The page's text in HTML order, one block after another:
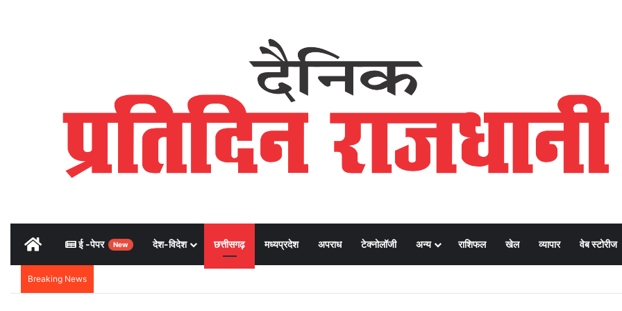
Home ई -पेपर New देश-विदेश छत्तीसगढ़ मध्यप्रदेश अपराध टेक्नोलॉजी अन्य राशिफल खेल व्यापार वेब स्टोरीज
Breaking News